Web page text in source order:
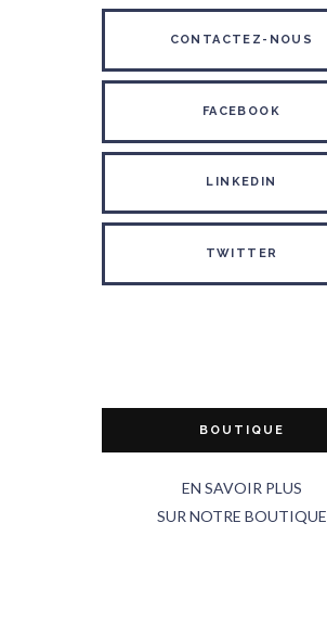
CONTACTEZ-NOUS
FACEBOOK
LINKEDIN
TWITTER
BOUTIQUE
EN SAVOIR PLUS
SUR NOTRE BOUTIQUE